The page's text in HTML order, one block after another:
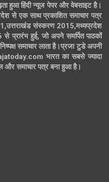
हुआ हिंदी न्यूज पेपर और वेबसाइट है।
से एक साथ प्रकाशित समाचार पत्र
संस्करण 2015,मध्यप्रदेश
हुई, जो अपने समर्पित पाठकों
समाचार लाता है।प्रजा टुडे अपनी
भारत का सबसे ज्यादा
और समाचार पत्र बना हुआ है।